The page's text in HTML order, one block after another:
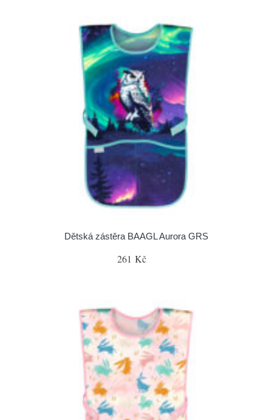
Dětská zástěra BAAGL Aurora GRS
261 Kč